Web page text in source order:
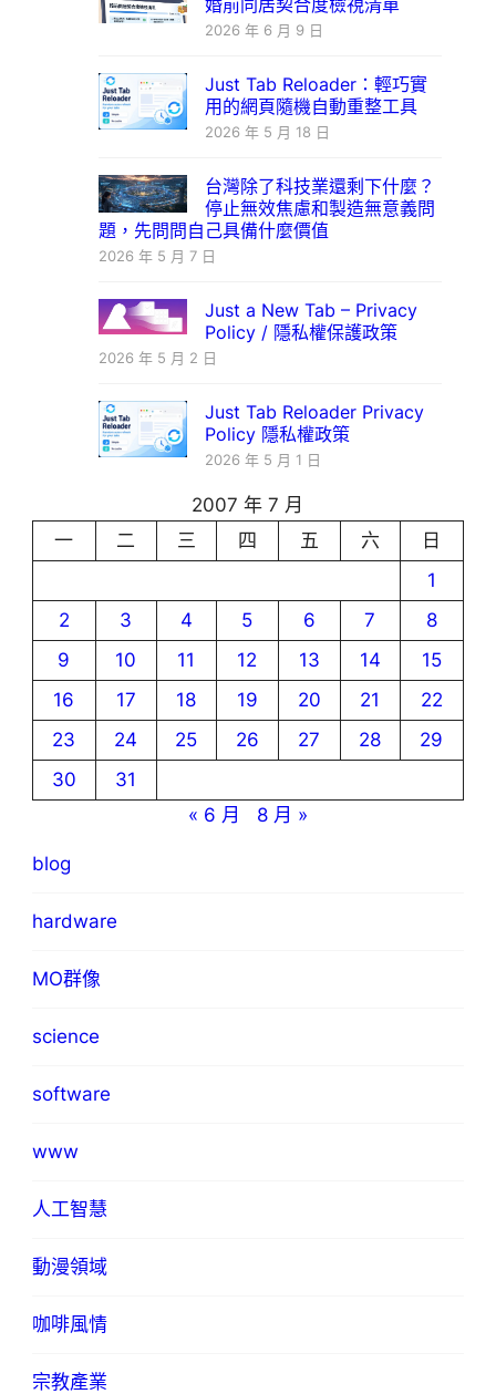
婚前同居契合度檢視清單
2026 年 6 月 9 日
Just Tab Reloader：輕巧實
用的網頁隨機自動重整工具
2026 年 5 月 18 日
台灣除了科技業還剩下什麼？
停止無效焦慮和製造無意義問
題，先問問自己具備什麼價值
2026 年 5 月 7 日
Just a New Tab – Privacy
Policy / 隱私權保護政策
2026 年 5 月 2 日
Just Tab Reloader Privacy
Policy 隱私權政策
2026 年 5 月 1 日
2007 年 7 月
一
二 三 四 五 六
日
1
2
3 4 5 6 7
8
9
10 11 12 13 14
15
16
17 18 19 20 21
22
23
24 25 26 27 28
29
30
31
« 6 月
8 月 »
blog
hardware
MO群像
science
software
www
人工智慧
動漫領域
咖啡風情
宗教產業